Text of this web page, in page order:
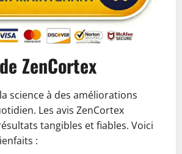
ZenCortex
science à des améliorations
Les avis ZenCortex
tangibles et fiables. Voici
: